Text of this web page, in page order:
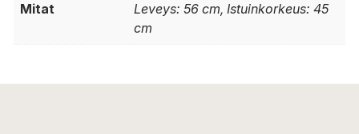
Mitat
Leveys: 56 cm, Istuinkorkeus: 45
cm